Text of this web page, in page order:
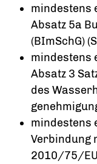
mindestens
Absatz 5a
(BImSchG)
mindestens
Absatz 3
des
mindestens
Verbindung
2010/75/